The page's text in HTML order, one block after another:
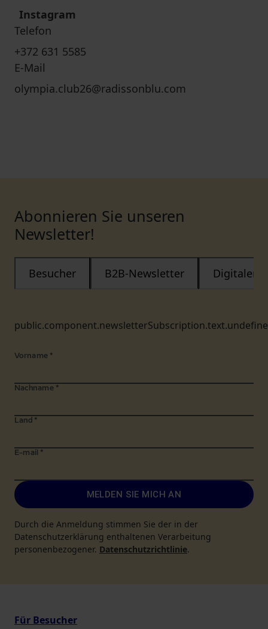
Instagram
Telefon
+372 631 5585
E-Mail
olympia.club26@radissonblu.com
Abonnieren Sie unseren
Newsletter!
Besucher B2B-Newsletter Digitaler
Vorname *
Nachname *
Land *
E-mail *
MELDEN SIE MICH AN
Durch die Anmeldung stimmen Sie der in der
Datenschutzerklärung enthaltenen Verarbeitung
personenbezogener. Datenschutzrichtlinie.
Für Besucher